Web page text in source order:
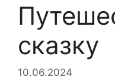
сказку
10.06.2024